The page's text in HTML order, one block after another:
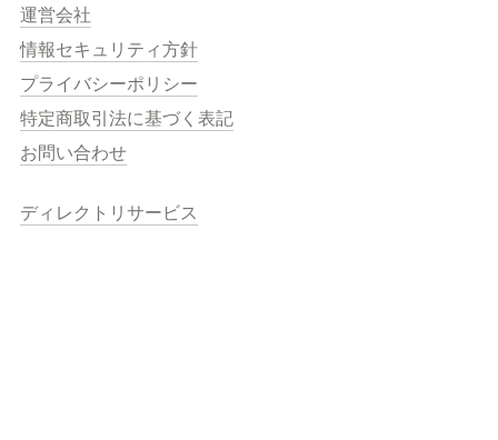
運営会社
情報セキュリティ方針
プライバシーポリシー
特定商取引法に基づく表記
お問い合わせ
ディレクトリサービス